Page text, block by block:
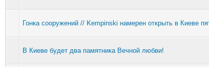
Гонка сооружений // Kempinski намерен открыть в Киеве
В Киеве будет два памятника Вечной любви!